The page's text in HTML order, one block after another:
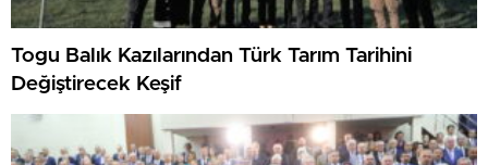
Togu Balık Kazılarından Türk Tarım Tarihini
Değiştirecek Keşif